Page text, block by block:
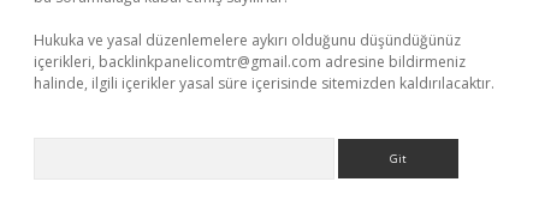
Hukuka ve yasal düzenlemelere aykırı olduğunu düşündüğünüz
içerikleri, backlinkpanelicomtr@gmail.com adresine bildirmeniz
halinde, ilgili içerikler yasal süre içerisinde sitemizden kaldırılacaktır.